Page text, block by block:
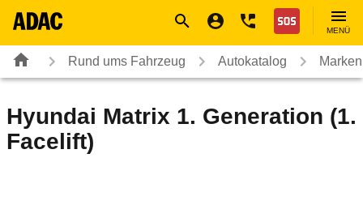
Nothilfe
MENÜ
Rund ums Fahrzeug Autokatalog
Hyundai Matrix 1. Generation (1.
Facelift)